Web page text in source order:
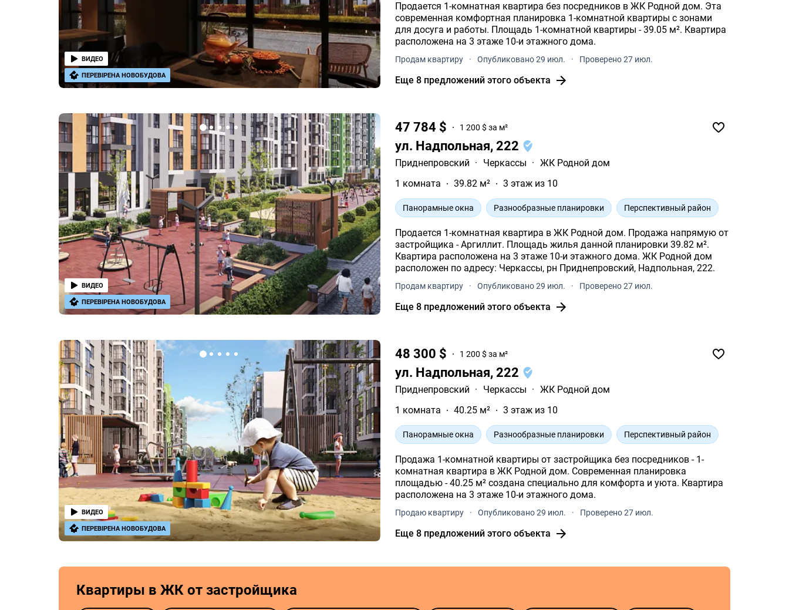
Продается 1-комнатная квартира без посредников в ЖК Родной дом. Эта
современная комфортная планировка 1-комнатной квартиры с зонами
для досуга и работы. Площадь 1-комнатной квартиры - 39.05 м². Квартира
расположена на 3 этаже 10-и этажного дома.
Продам квартиру · Опубликовано 29 июл. · Проверено 27 июл.
Еще 8 предложений этого объекта
ВИДЕО
ПЕРЕВІРЕНА НОВОБУДОВА
47 784 $ 1 200 $ за м²
ул. Надпольная, 222
Приднепровский · Черкассы · ЖК Родной дом
1 комната
39.82 м² 3 этаж из 10
Панорамные окна Разнообразные планировки Перспективный район
Продается 1-комнатная квартира в ЖК Родной дом. Продажа напрямую от
застройщика - Аргиллит. Площадь жилья данной планировки 39.82 м².
Квартира расположена на 3 этаже 10-и этажного дома. ЖК Родной дом
расположен по адресу: Черкассы, рн Приднепровский, Надпольная, 222.
Продам квартиру · Опубликовано 29 июл. · Проверено 27 июл.
Еще 8 предложений этого объекта
ВИДЕО
ПЕРЕВІРЕНА НОВОБУДОВА
48 300 $ 1 200 $ за м²
ул. Надпольная, 222
Приднепровский · Черкассы · ЖК Родной дом
1 комната
40.25 м² 3 этаж из 10
Панорамные окна Разнообразные планировки Перспективный район
Продажа 1-комнатной квартиры от застройщика без посредников - 1-
комнатная квартира в ЖК Родной дом. Современная планировка
площадью - 40.25 м² создана специально для комфорта и уюта. Квартира
расположена на 3 этаже 10-и этажного дома.
Продаю квартиру · Опубликовано 29 июл. · Проверено 27 июл.
Еще 8 предложений этого объекта
ВИДЕО
ПЕРЕВІРЕНА НОВОБУДОВА
Квартиры в ЖК от застройщика